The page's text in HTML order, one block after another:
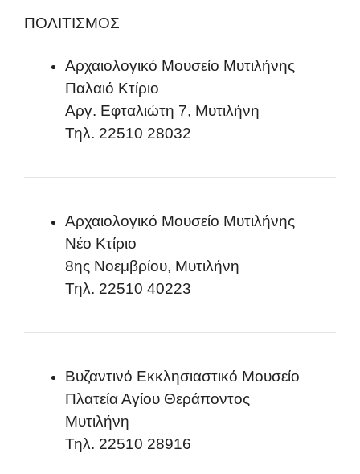
ΠΟΛΙΤΙΣΜΟΣ
Αρχαιολογικό Μουσείο Μυτιλήνης
Παλαιό Κτίριο
Αργ. Εφταλιώτη 7, Μυτιλήνη
Τηλ. 22510 28032
Αρχαιολογικό Μουσείο Μυτιλήνης
Νέο Κτίριο
8ης Νοεμβρίου, Μυτιλήνη
Τηλ. 22510 40223
Βυζαντινό Εκκλησιαστικό Μουσείο
Πλατεία Αγίου Θεράποντος
Μυτιλήνη
Τηλ. 22510 28916